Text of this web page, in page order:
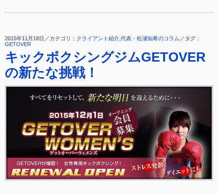
2015年11月18日／カテゴリ： クライアント紹介 代表・松浦知希のコラム ／タグ：
GETOVER
キックボクシングジムGETOVER
の新たな挑戦！